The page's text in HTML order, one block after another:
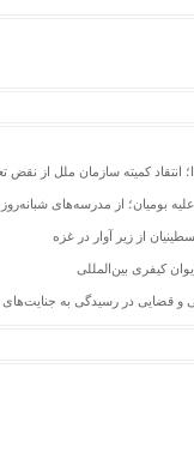
کمیته سازمان ملل از نقض
بومیان؛ از مدرسه‌های
از زیر آوار در غزه
کیفری بین‌المللی
و قضایی در رسیدگی به